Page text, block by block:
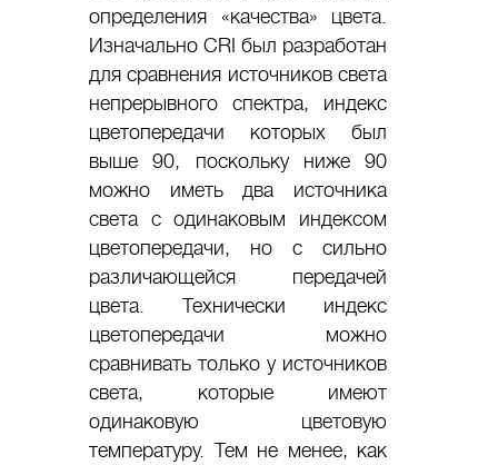
определения «качества» цвета.
Изначально CRI был разработан
для сравнения источников света
непрерывного спектра, индекс
цветопередачи которых был
выше 90, поскольку ниже 90
можно иметь два источника
света с одинаковым индексом
цветопередачи, но с сильно
различающейся передачей
цвета. Технически индекс
цветопередачи можно
сравнивать только у источников
света, которые имеют
одинаковую цветовую
температуру. Тем не менее, как